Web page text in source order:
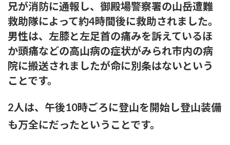
兄が消防に通報し、御殿場警察署の山岳遭難
救助隊によって約4時間後に救助されました。
男性は、左膝と左足首の痛みを訴えているほ
か頭痛などの高山病の症状がみられ市内の病
院に搬送されましたが命に別条はないという
ことです。
2人は、午後10時ごろに登山を開始し登山装備
も万全にだったということです。